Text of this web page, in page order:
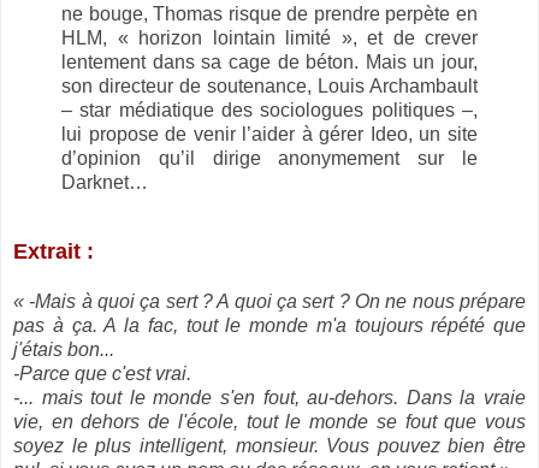
ne bouge, Thomas risque de prendre perpète en
HLM, « horizon lointain limité », et de crever
lentement dans sa cage de béton. Mais un jour,
son directeur de soutenance, Louis Archambault
– star médiatique des sociologues politiques –,
lui propose de venir l’aider à gérer Ideo, un site
d’opinion qu’il dirige anonymement sur le
Darknet…
Extrait :
« -Mais à quoi ça sert ? A quoi ça sert ? On ne nous prépare
pas à ça. A la fac, tout le monde m'a toujours répété que
j'étais bon...
-Parce que c'est vrai.
-... mais tout le monde s'en fout, au-dehors. Dans la vraie
vie, en dehors de l'école, tout le monde se fout que vous
soyez le plus intelligent, monsieur. Vous pouvez bien être